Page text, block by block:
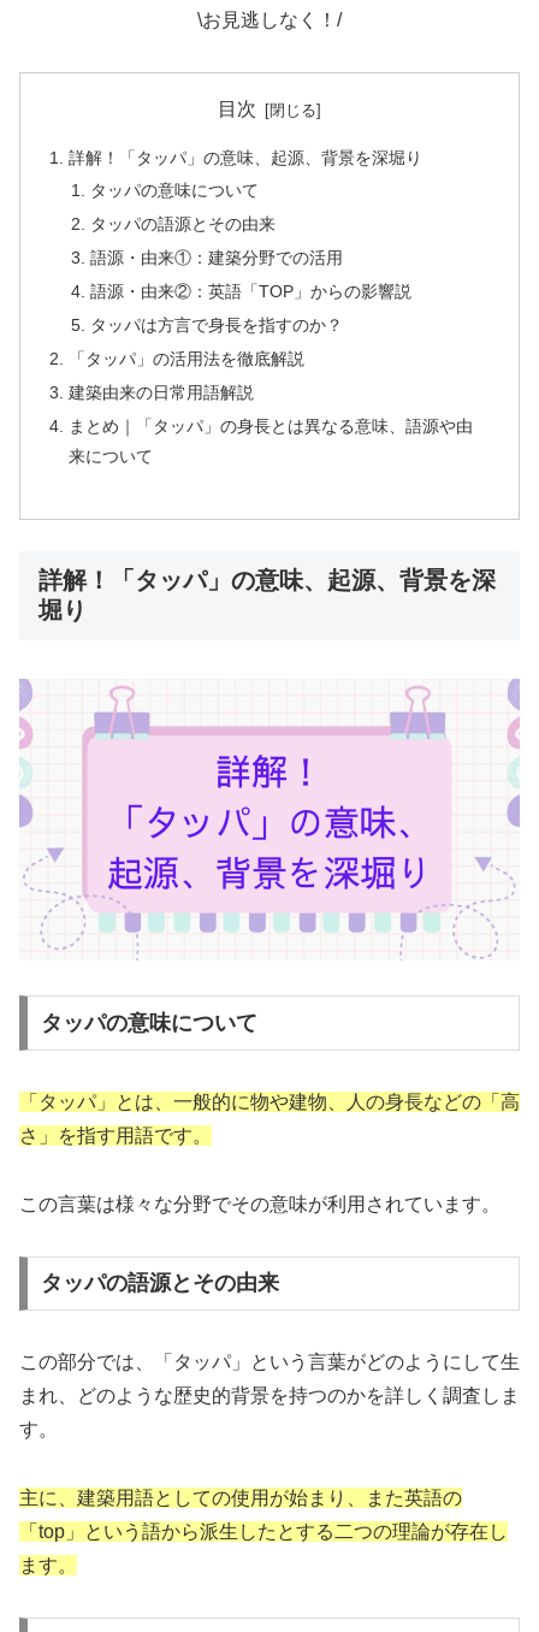
\お見逃しなく！/
目次
詳解！「タッパ」の意味、起源、背景を深堀り
タッパの意味について
タッパの語源とその由来
語源・由来①：建築分野での活用
語源・由来②：英語「TOP」からの影響説
タッパは方言で身長を指すのか？
「タッパ」の活用法を徹底解説
建築由来の日常用語解説
まとめ｜「タッパ」の身長とは異なる意味、語源や由
来について
詳解！「タッパ」の意味、起源、背景を深
堀り
タッパの意味について
「タッパ」とは、一般的に物や建物、人の身長などの「高
さ」を指す用語です。
この言葉は様々な分野でその意味が利用されています。
タッパの語源とその由来
この部分では、「タッパ」という言葉がどのようにして生
まれ、どのような歴史的背景を持つのかを詳しく調査しま
す。
主に、建築用語としての使用が始まり、また英語の
「top」という語から派生したとする二つの理論が存在し
ます。